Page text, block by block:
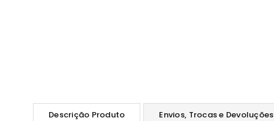
Descrição Produto Envios, Trocas e Devoluções